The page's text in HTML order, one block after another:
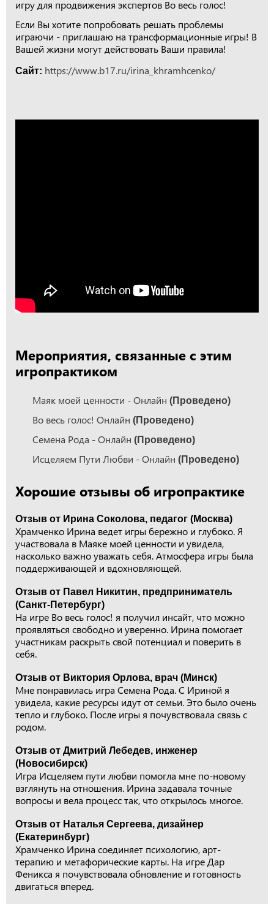
игру для продвижения экспертов Во весь голос!
Если Вы хотите попробовать решать проблемы
играючи - приглашаю на трансформационные игры! В
Вашей жизни могут действовать Ваши правила!
Сайт: https://www.b17.ru/irina_khramhcenko/
Мероприятия, связанные с этим
игропрактиком
Маяк моей ценности - Онлайн (Проведено)
Во весь голос! Онлайн (Проведено)
Cемена Рода - Онлайн (Проведено)
Исцеляем Пути Любви - Онлайн (Проведено)
Хорошие отзывы об игропрактике
Отзыв от Ирина Соколова, педагог (Москва)
Храмченко Ирина ведет игры бережно и глубоко. Я
участвовала в Маяке моей ценности и увидела,
насколько важно уважать себя. Атмосфера игры была
поддерживающей и вдохновляющей.
Отзыв от Павел Никитин, предприниматель
(Санкт-Петербург)
На игре Во весь голос! я получил инсайт, что можно
проявляться свободно и уверенно. Ирина помогает
участникам раскрыть свой потенциал и поверить в
себя.
Отзыв от Виктория Орлова, врач (Минск)
Мне понравилась игра Семена Рода. С Ириной я
увидела, какие ресурсы идут от семьи. Это было очень
тепло и глубоко. После игры я почувствовала связь с
родом.
Отзыв от Дмитрий Лебедев, инженер
(Новосибирск)
Игра Исцеляем пути любви помогла мне по-новому
взглянуть на отношения. Ирина задавала точные
вопросы и вела процесс так, что открылось многое.
Отзыв от Наталья Сергеева, дизайнер
(Екатеринбург)
Храмченко Ирина соединяет психологию, арт-
терапию и метафорические карты. На игре Дар
Феникса я почувствовала обновление и готовность
двигаться вперед.